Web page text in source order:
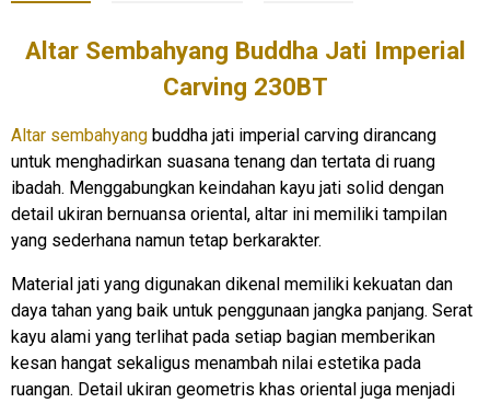
Altar Sembahyang Buddha Jati Imperial
Carving 230BT
Altar sembahyang buddha jati imperial carving dirancang
untuk menghadirkan suasana tenang dan tertata di ruang
ibadah. Menggabungkan keindahan kayu jati solid dengan
detail ukiran bernuansa oriental, altar ini memiliki tampilan
yang sederhana namun tetap berkarakter.
Material jati yang digunakan dikenal memiliki kekuatan dan
daya tahan yang baik untuk penggunaan jangka panjang. Serat
kayu alami yang terlihat pada setiap bagian memberikan
kesan hangat sekaligus menambah nilai estetika pada
ruangan. Detail ukiran geometris khas oriental juga menjadi